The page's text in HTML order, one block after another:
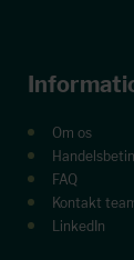
Om os
FAQ
Kontakt
LinkedIn